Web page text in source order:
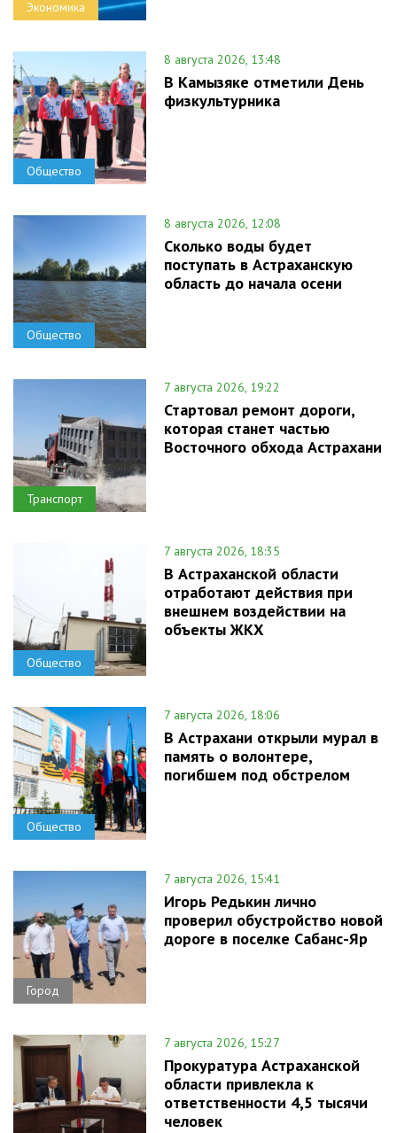
Экономика
Общество
8 августа 2026, 13:48
В Камызяке отметили День
физкультурника
Общество
8 августа 2026, 12:08
Сколько воды будет
поступать в Астраханскую
область до начала осени
Транспорт
7 августа 2026, 19:22
Стартовал ремонт дороги,
которая станет частью
Восточного обхода Астрахани
Общество
7 августа 2026, 18:35
В Астраханской области
отработают действия при
внешнем воздействии на
объекты ЖКХ
Общество
7 августа 2026, 18:06
В Астрахани открыли мурал в
память о волонтере,
погибшем под обстрелом
Город
7 августа 2026, 15:41
Игорь Редькин лично
проверил обустройство новой
дороге в поселке Сабанс-Яр
7 августа 2026, 15:27
Прокуратура Астраханской
области привлекла к
ответственности 4,5 тысячи
человек